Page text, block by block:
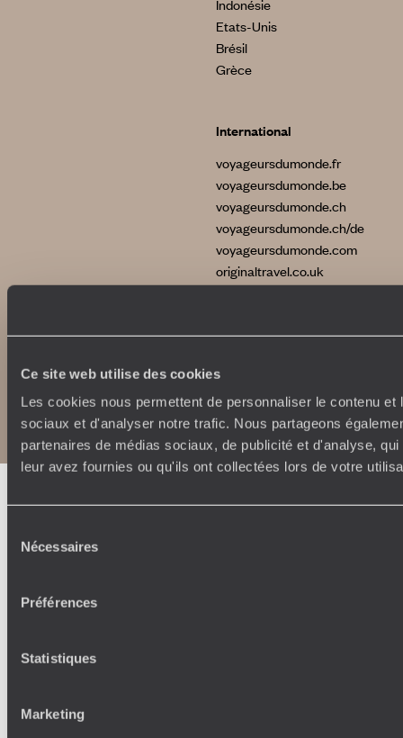
Ce site web utilise des cookies
Les cookies nous permettent de personnaliser le contenu
sociaux et d'analyser notre trafic. Nous partageons
partenaires de médias sociaux, de publicité et d'analyse,
leur avez fournies ou qu'ils ont collectées lors de votre
Nécessaires
Préférences
Statistiques
Marketing
Indonésie
Etats-Unis
Brésil
Grèce
International
voyageursdumonde.fr
voyageursdumonde.be
voyageursdumonde.ch
voyageursdumonde.ch/de
voyageursdumonde.com
originaltravel.co.uk
Politique de confidentialité et de Cookies
Notice légale et CGU